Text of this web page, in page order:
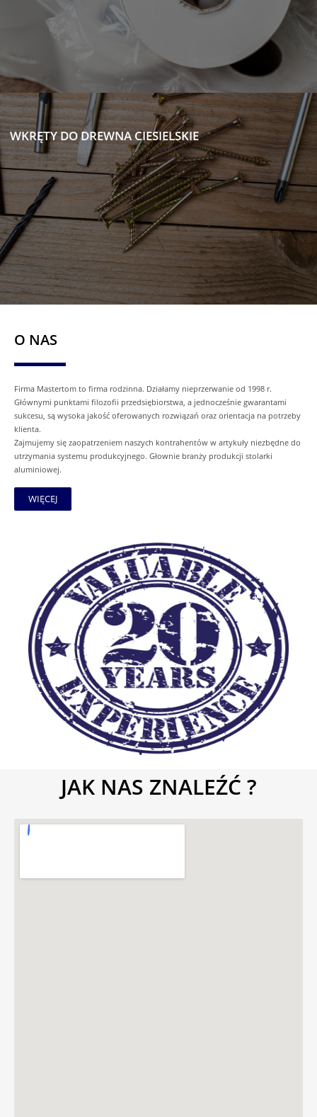
WKRĘTY DO DREWNA CIESIELSKIE
O NAS
Firma Mastertom to firma rodzinna. Działamy nieprzerwanie od 1998 r.
Głównymi punktami filozofii przedsiębiorstwa, a jednocześnie gwarantami
sukcesu, są wysoka jakość oferowanych rozwiązań oraz orientacja na potrzeby
klienta.
Zajmujemy się zaopatrzeniem naszych kontrahentów w artykuły niezbędne do
utrzymania systemu produkcyjnego. Głownie branży produkcji stolarki
aluminiowej.
WIĘCEJ
JAK NAS ZNALEŹĆ ?